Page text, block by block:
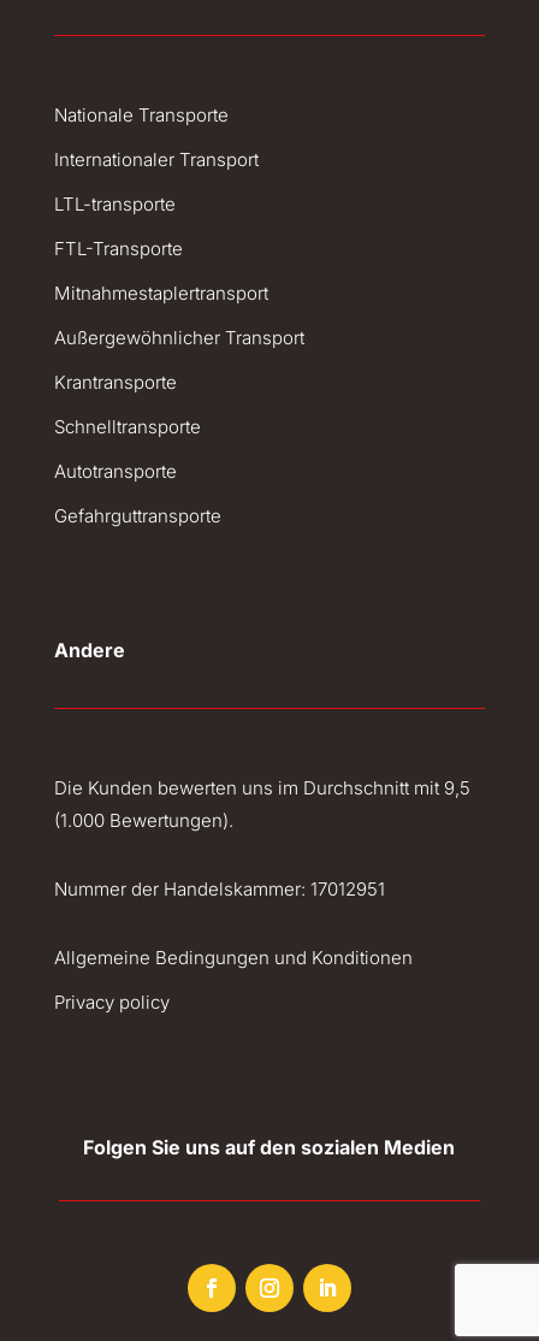
Nationale Transporte
Internationaler Transport
LTL-transporte
FTL-Transporte
Mitnahmestaplertransport
Außergewöhnlicher Transport
Krantransporte
Schnelltransporte
Autotransporte
Gefahrguttransporte
Andere
Die Kunden bewerten uns im Durchschnitt mit 9,5
(1.000 Bewertungen).
Nummer der Handelskammer: 17012951
Allgemeine Bedingungen und Konditionen
Privacy policy
Folgen Sie uns auf den sozialen Medien